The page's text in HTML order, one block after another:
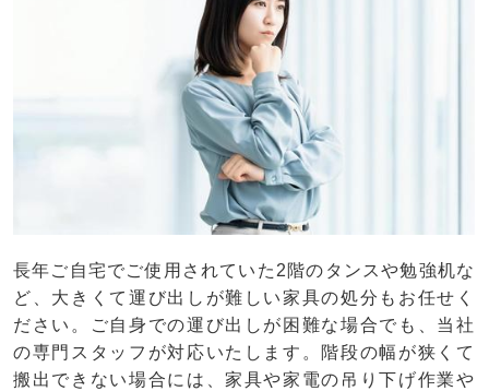
長年ご自宅でご使用されていた2階のタンスや勉強机な
ど、大きくて運び出しが難しい家具の処分もお任せく
ださい。ご自身での運び出しが困難な場合でも、当社
の専門スタッフが対応いたします。階段の幅が狭くて
搬出できない場合には、家具や家電の吊り下げ作業や